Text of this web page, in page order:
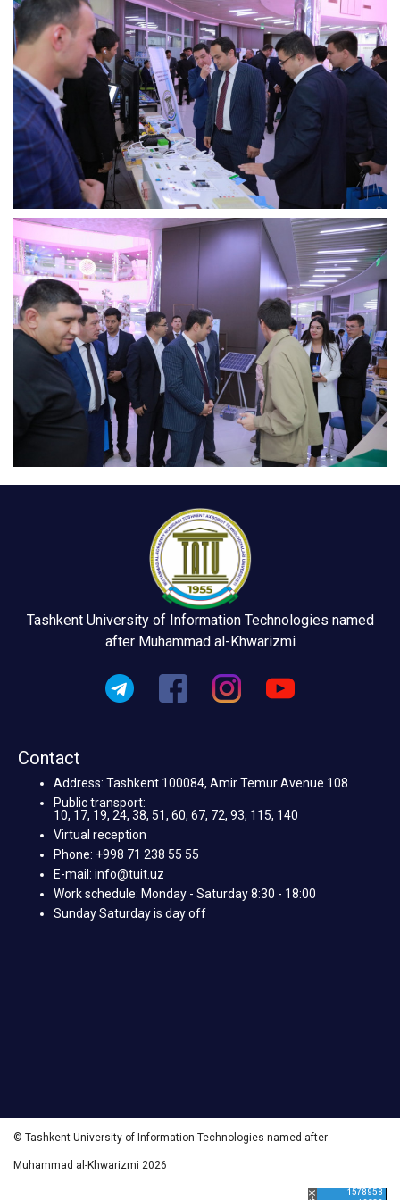
Tashkent University of Information Technologies named
after Muhammad al-Khwarizmi
Contact
Address: Tashkent 100084, Amir Temur Avenue 108
Public transport:
10, 17, 19, 24, 38, 51, 60, 67, 72, 93, 115, 140
Virtual reception
Phone: +998 71 238 55 55
E-mail: info@tuit.uz
Work schedule: Monday - Saturday 8:30 - 18:00
Sunday Saturday is day off
© Tashkent University of Information Technologies named after
Muhammad al-Khwarizmi 2026